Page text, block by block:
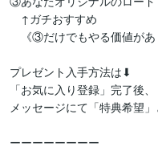
↑ガチおすすめ
《③だけでもやる価値があ
プレゼント入手方法は⬇
「お気に入り登録」完了後、
メッセージにて「特典希望
ーーーーーーーー